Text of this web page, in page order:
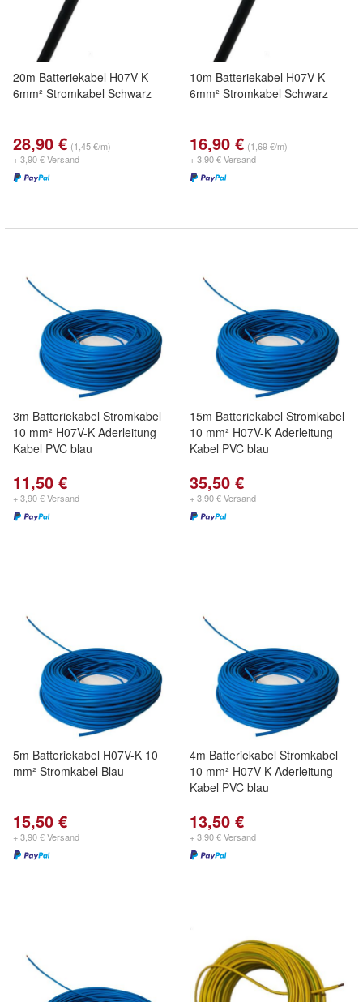
20m Batteriekabel H07V-K
6mm² Stromkabel Schwarz
28,90 € (1,45 €/m)
+ 3,90 € Versand
10m Batteriekabel H07V-K
6mm² Stromkabel Schwarz
16,90 € (1,69 €/m)
+ 3,90 € Versand
3m Batteriekabel Stromkabel
10 mm² H07V-K Aderleitung
Kabel PVC blau
11,50 €
+ 3,90 € Versand
15m Batteriekabel Stromkabel
10 mm² H07V-K Aderleitung
Kabel PVC blau
35,50 €
+ 3,90 € Versand
5m Batteriekabel H07V-K 10
mm² Stromkabel Blau
15,50 €
+ 3,90 € Versand
4m Batteriekabel Stromkabel
10 mm² H07V-K Aderleitung
Kabel PVC blau
13,50 €
+ 3,90 € Versand